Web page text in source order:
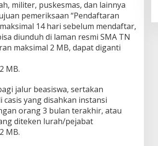
militer, puskesmas, dan lainnya
pemeriksaan “Pendaftaran
14 hari sebelum mendaftar,
diunduh di laman resmi SMA TN
maksimal 2 MB, dapat diganti
MB.
jalur beasiswa, sertakan
yang disahkan instansi
orang 3 bulan terakhir, atau
diteken lurah/pejabat
MB.